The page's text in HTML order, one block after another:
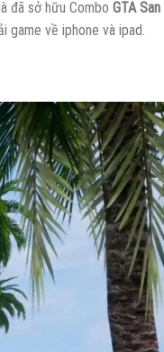
đã sở hữu Combo GTA San
game về iphone và ipad.